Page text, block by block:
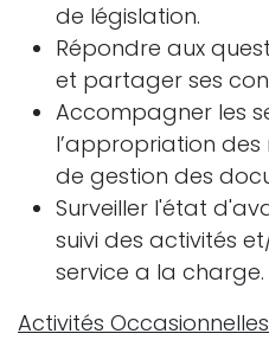
de législation.
Répondre aux
et partager ses
Accompagner les
l’appropriation
de gestion des
Surveiller l'état
suivi des activités
service a la charge.
Activités Occasionnelles